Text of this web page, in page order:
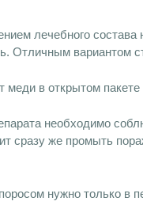
лечебного
Отличным вариантом
меди в открытом
необходимо
сразу же промыть
нужно только в